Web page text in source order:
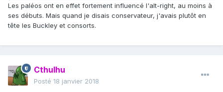
Les paléos ont en effet fortement influencé l'alt-right, au moins à
ses débuts. Mais quand je disais conservateur, j'avais plutôt en
tête les Buckley et consorts.
Cthulhu
Posté 18 janvier 2018